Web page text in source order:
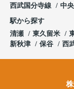
西武国分寺線
中
駅から探す
清瀬
東久留米
新秋津
保谷 西